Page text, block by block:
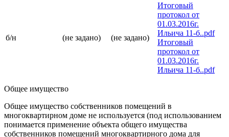
б/н (не задано) (не задано)
Итоговый
протокол от
01.03.2016г.
Ильича 11-б..pdf
Итоговый
протокол от
01.03.2016г.
Ильича 11-б..pdf
Общее имущество
Общее имущество собственников помещений в
многоквартирном доме не используется (под использованием
понимается применение объекта общего имущества
собственников помещений многоквартирного дома для